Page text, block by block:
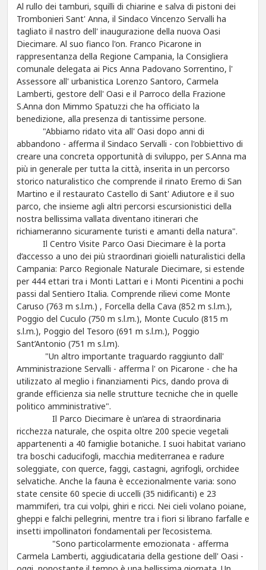
Al rullo dei tamburi, squilli di chiarine e salva di pistoni dei
Trombonieri Sant' Anna, il Sindaco Vincenzo Servalli ha
tagliato il nastro dell' inaugurazione della nuova Oasi
Diecimare. Al suo fianco l'on. Franco Picarone in
rappresentanza della Regione Campania, la Consigliera
comunale delegata ai Pics Anna Padovano Sorrentino, l'
Assessore all' urbanistica Lorenzo Santoro, Carmela
Lamberti, gestore dell' Oasi e il Parroco della Frazione
S.Anna don Mimmo Spatuzzi che ha officiato la
benedizione, alla presenza di tantissime persone.
"Abbiamo ridato vita all' Oasi dopo anni di
abbandono - afferma il Sindaco Servalli - con l'obbiettivo di
creare una concreta opportunità di sviluppo, per S.Anna ma
più in generale per tutta la città, inserita in un percorso
storico naturalistico che comprende il rinato Eremo di San
Martino e il restaurato Castello di Sant' Adiutore e il suo
parco, che insieme agli altri percorsi escursionistici della
nostra bellissima vallata diventano itinerari che
richiameranno sicuramente turisti e amanti della natura".
Il Centro Visite Parco Oasi Diecimare è la porta
d’accesso a uno dei più straordinari gioielli naturalistici della
Campania: Parco Regionale Naturale Diecimare, si estende
per 444 ettari tra i Monti Lattari e i Monti Picentini a pochi
passi dal Sentiero Italia. Comprende rilievi come Monte
Caruso (763 m s.l.m.) , Forcella della Cava (852 m s.l.m.),
Poggio del Cuculo (750 m s.l.m.), Monte Cuculo (815 m
s.l.m.), Poggio del Tesoro (691 m s.l.m.), Poggio
Sant’Antonio (751 m s.l.m).
"Un altro importante traguardo raggiunto dall'
Amministrazione Servalli - afferma l' on Picarone - che ha
utilizzato al meglio i finanziamenti Pics, dando prova di
grande efficienza sia nelle strutture tecniche che in quelle
politico amministrative".
Il Parco Diecimare è un’area di straordinaria
ricchezza naturale, che ospita oltre 200 specie vegetali
appartenenti a 40 famiglie botaniche. I suoi habitat variano
tra boschi caducifogli, macchia mediterranea e radure
soleggiate, con querce, faggi, castagni, agrifogli, orchidee
selvatiche. Anche la fauna è eccezionalmente varia: sono
state censite 60 specie di uccelli (35 nidificanti) e 23
mammiferi, tra cui volpi, ghiri e ricci. Nei cieli volano poiane,
gheppi e falchi pellegrini, mentre tra i fiori si librano farfalle e
insetti impollinatori fondamentali per l’ecosistema.
"Sono particolarmente emozionata - afferma
Carmela Lamberti, aggiudicataria della gestione dell' Oasi -